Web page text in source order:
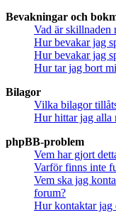
Bevakningar och
Vad är skillnaden
Hur bevakar jag
Hur bevakar jag
Hur tar jag bort
Bilagor
Vilka bilagor
Hur hittar jag alla
phpBB-problem
Vem har gjort
Varför finns inte
Vem ska jag
forum?
Hur kontaktar jag